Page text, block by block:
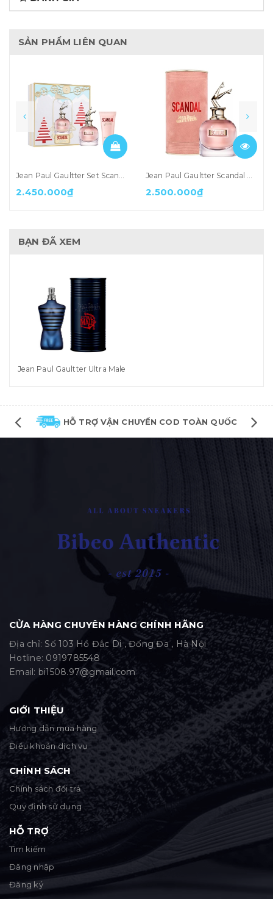
SẢN PHẨM LIÊN QUAN
2.450.000₫ 2.500.000₫
BẠN ĐÃ XEM
Jean Paul Gaultter Ultra Male
HỖ TRỢ VẬN CHUYỂN COD TOÀN QUỐC
CỬA HÀNG CHUYÊN HÀNG CHÍNH HÃNG
Địa chỉ: Số 103 Hồ Đắc Di , Đống Đa , Hà Nội
Hotline: 0919785548
Email: bi1508.97@gmail.com
GIỚI THIỆU
Hướng dẫn mua hàng
Điều khoản dịch vụ
CHÍNH SÁCH
Chính sách đổi trả
Quy định sử dụng
HỖ TRỢ
Tìm kiếm
Đăng nhập
Đăng ký